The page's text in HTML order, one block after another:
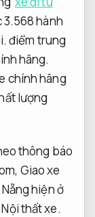
3.568 hành
điểm trung
hãng.
chính hãng
lượng
thông báo
Giao xe
hiện ở
Nội thất xe.